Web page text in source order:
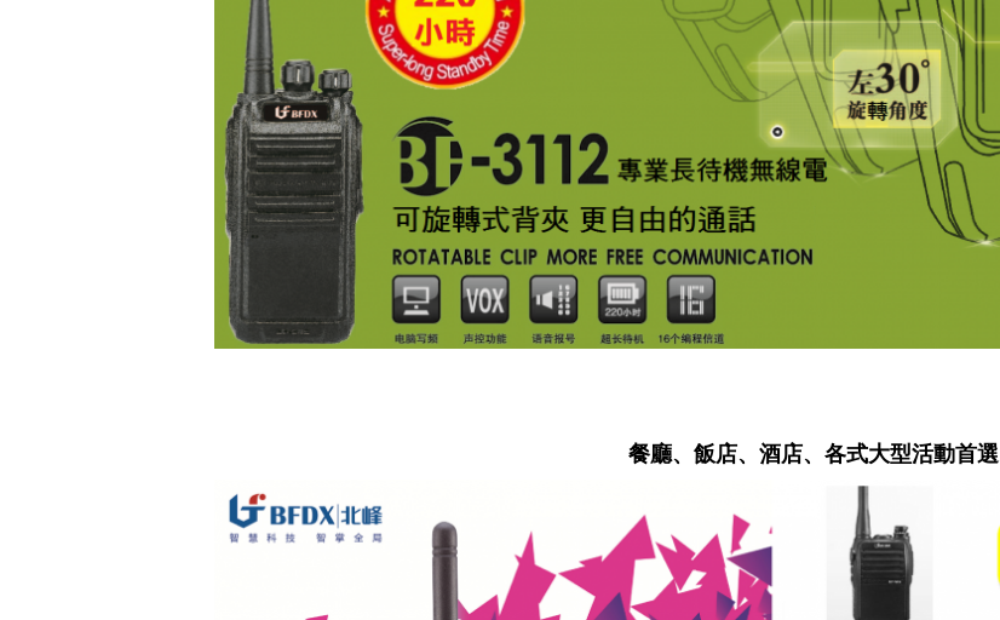
餐廳、飯店、酒店、各式大型活動首選